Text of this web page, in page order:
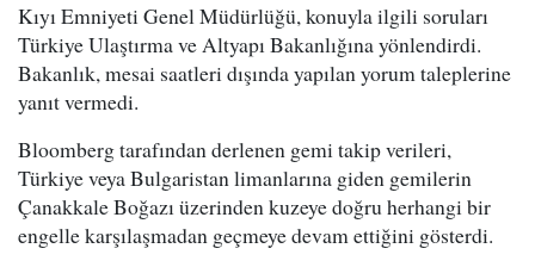
Kıyı Emniyeti Genel Müdürlüğü, konuyla ilgili soruları
Türkiye Ulaştırma ve Altyapı Bakanlığına yönlendirdi.
Bakanlık, mesai saatleri dışında yapılan yorum taleplerine
yanıt vermedi.
Bloomberg tarafından derlenen gemi takip verileri,
Türkiye veya Bulgaristan limanlarına giden gemilerin
Çanakkale Boğazı üzerinden kuzeye doğru herhangi bir
engelle karşılaşmadan geçmeye devam ettiğini gösterdi.